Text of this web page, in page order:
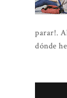
parar!.
dónde